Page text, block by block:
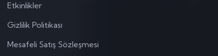
Etkinlikler
Gizlilik Politikası
Mesafeli Satış Sözleşmesi